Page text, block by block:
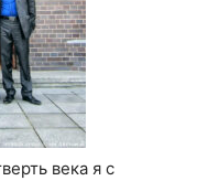
века я с